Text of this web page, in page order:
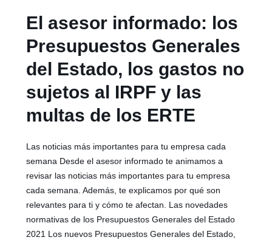
El asesor informado: los
Presupuestos Generales
del Estado, los gastos no
sujetos al IRPF y las
multas de los ERTE
Las noticias más importantes para tu empresa cada
semana Desde el asesor informado te animamos a
revisar las noticias más importantes para tu empresa
cada semana. Además, te explicamos por qué son
relevantes para ti y cómo te afectan. Las novedades
normativas de los Presupuestos Generales del Estado
2021 Los nuevos Presupuestos Generales del Estado,